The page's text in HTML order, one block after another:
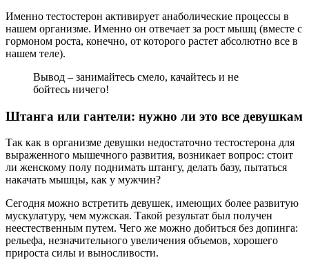
Именно тестостерон активирует анаболические процессы в
нашем организме. Именно он отвечает за рост мышц (вместе с
гормоном роста, конечно, от которого растет абсолютно все в
нашем теле).
Вывод – занимайтесь смело, качайтесь и не
бойтесь ничего!
Штанга или гантели: нужно ли это все девушкам
Так как в организме девушки недостаточно тестостерона для
выраженного мышечного развития, возникает вопрос: стоит
ли женскому полу поднимать штангу, делать базу, пытаться
накачать мышцы, как у мужчин?
Сегодня можно встретить девушек, имеющих более развитую
мускулатуру, чем мужская. Такой результат был получен
неестественным путем. Чего же можно добиться без допинга:
рельефа, незначительного увеличения объемов, хорошего
прироста силы и выносливости.